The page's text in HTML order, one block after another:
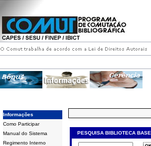
Informações
Como Participar
Manual do Sistema
Regimento Interno
PESQUISA BIBLIOTECA BASE